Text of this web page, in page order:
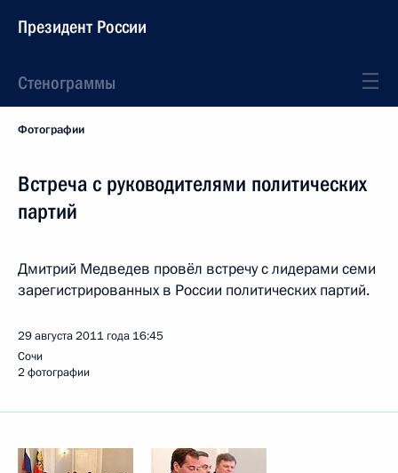
Президент России
Стенограммы
Фотографии
Встреча с руководителями политических
партий
Дмитрий Медведев провёл встречу с лидерами семи
зарегистрированных в России политических партий.
29 августа 2011 года 16:45
Сочи
2 фотографии